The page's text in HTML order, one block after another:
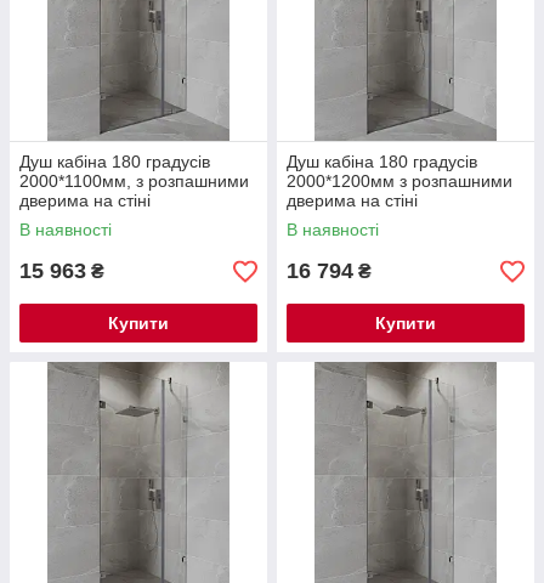
Душ кабіна 180 градусів
2000*1100мм, з розпашними
дверима на стіні
В наявності
15 963 ₴
Купити
Душ кабіна 180 градусів
2000*1200мм з розпашними
дверима на стіні
В наявності
16 794 ₴
Купити